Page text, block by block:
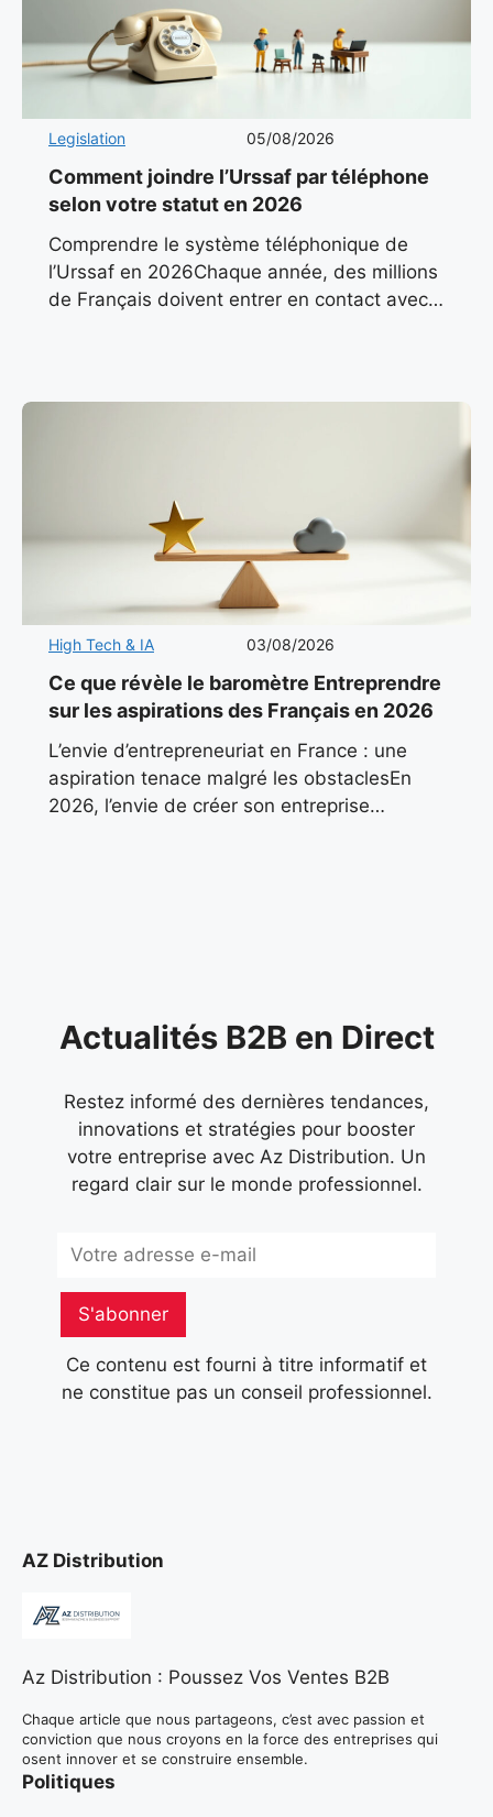
Legislation 05/08/2026
Comment joindre l’Urssaf par téléphone
selon votre statut en 2026
Comprendre le système téléphonique de
l’Urssaf en 2026Chaque année, des millions
de Français doivent entrer en contact avec
High Tech & IA 03/08/2026
Ce que révèle le baromètre Entreprendre
sur les aspirations des Français en 2026
L’envie d’entrepreneuriat en France : une
aspiration tenace malgré les obstaclesEn
2026, l’envie de créer son entreprise
Actualités B2B en Direct
Restez informé des dernières tendances,
innovations et stratégies pour booster
votre entreprise avec Az Distribution. Un
regard clair sur le monde professionnel.
S'abonner
Ce contenu est fourni à titre informatif et
ne constitue pas un conseil professionnel.
AZ Distribution
Az Distribution : Poussez Vos Ventes B2B
Chaque article que nous partageons, c’est avec passion et
conviction que nous croyons en la force des entreprises qui
osent innover et se construire ensemble.
Politiques